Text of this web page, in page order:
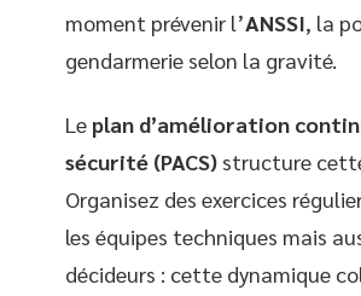
moment prévenir l’ANSSI, la
gendarmerie selon la gravité.
Le plan d’amélioration
sécurité (PACS) structure
Organisez des exercices
les équipes techniques mais
décideurs : cette dynamique